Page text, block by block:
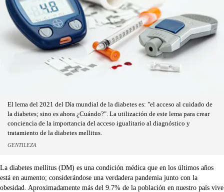
El lema del 2021 del Día mundial de la diabetes es: "el acceso al cuidado de
la diabetes; sino es ahora ¿Cuándo?". La utilización de este lema para crear
conciencia de la importancia del acceso igualitario al diagnóstico y
tratamiento de la diabetes mellitus.
GENTILEZA
La diabetes mellitus (DM) es una condición médica que en los últimos años
está en aumento; considerándose una verdadera pandemia junto con la
obesidad. Aproximadamente más del 9.7% de la población en nuestro país vive